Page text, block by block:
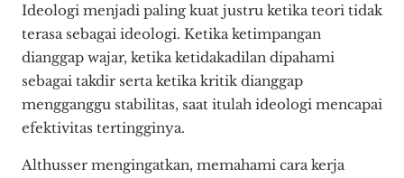
Ideologi menjadi paling kuat justru ketika teori tidak
terasa sebagai ideologi. Ketika ketimpangan
dianggap wajar, ketika ketidakadilan dipahami
sebagai takdir serta ketika kritik dianggap
mengganggu stabilitas, saat itulah ideologi mencapai
efektivitas tertingginya.
Althusser mengingatkan, memahami cara kerja